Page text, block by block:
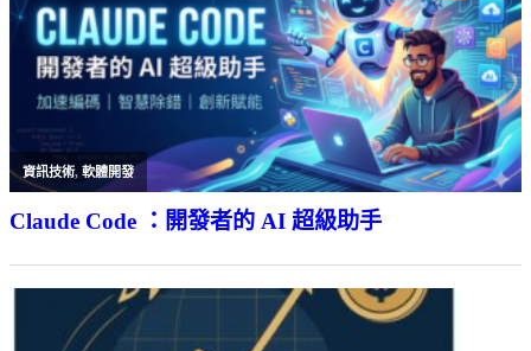
資訊技術,軟體開發
Claude Code ：開發者的 AI 超級助手